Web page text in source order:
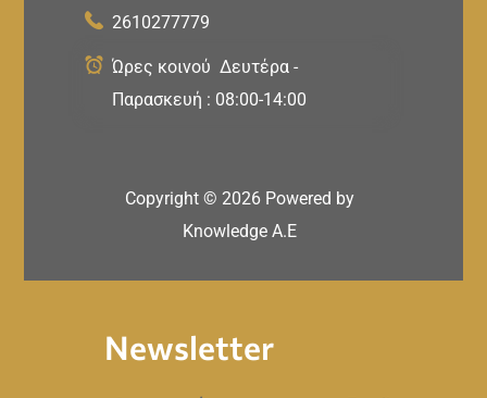
2610277779
Ώρες κοινού Δευτέρα -
Παρασκευή : 08:00-14:00
Copyright © 2026 Powered by
Knowledge A.E
Newsletter